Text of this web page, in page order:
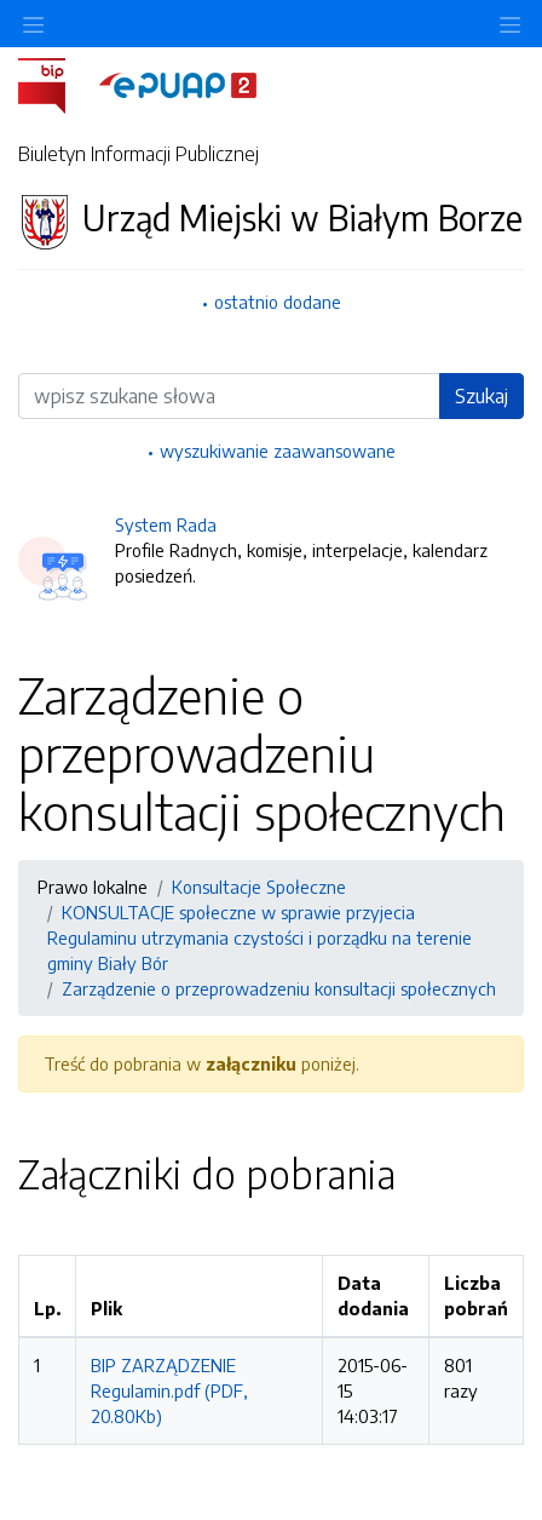
Biuletyn Informacji Publicznej
Urząd Miejski w Białym Borze
ostatnio dodane
Wyszukiwarka Szukaj
wyszukiwanie zaawansowane
System Rada
Profile Radnych, komisje, interpelacje, kalendarz
posiedzeń.
Zarządzenie o
przeprowadzeniu
konsultacji społecznych
Prawo lokalne
Konsultacje Społeczne
KONSULTACJE społeczne w sprawie przyjecia
Regulaminu utrzymania czystości i porządku na terenie
gminy Biały Bór
Zarządzenie o przeprowadzeniu konsultacji społecznych
Treść do pobrania w załączniku poniżej.
Załączniki do pobrania
Lp. Plik
Data
dodania
Liczba
pobrań
1
BIP ZARZĄDZENIE
Regulamin.pdf (PDF,
20.80Kb)
2015-06-
15
14:03:17
801
razy